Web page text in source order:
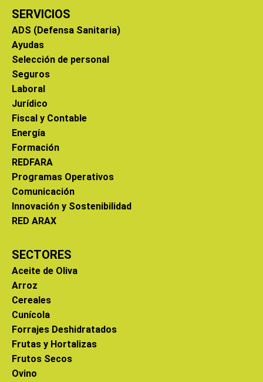
SERVICIOS
ADS (Defensa Sanitaria)
Ayudas
Selección de personal
Seguros
Laboral
Jurídico
Fiscal y Contable
Energía
Formación
REDFARA
Programas Operativos
Comunicación
Innovación y Sostenibilidad
RED ARAX
SECTORES
Aceite de Oliva
Arroz
Cereales
Cunícola
Forrajes Deshidratados
Frutas y Hortalizas
Frutos Secos
Ovino